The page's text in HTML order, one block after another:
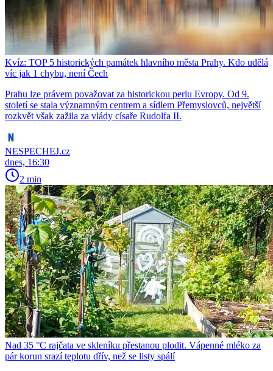
Kvíz: TOP 5 historických památek hlavního města Prahy. Kdo udělá
víc jak 1 chybu, není Čech
Prahu lze právem považovat za historickou perlu Evropy. Od 9.
století se stala významným centrem a sídlem Přemyslovců, největší
rozkvět však zažila za vlády císaře Rudolfa II.
NESPECHEJ.cz
dnes, 16:30
2 min
Nad 35 °C rajčata ve skleníku přestanou plodit. Vápenné mléko za
pár korun srazí teplotu dřív, než se listy spálí